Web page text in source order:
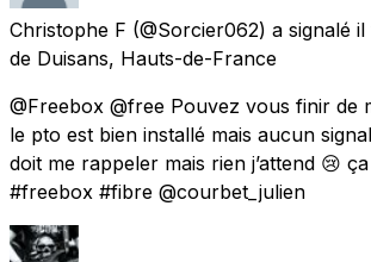
Christophe F (@Sorcier062) a signalé il
de Duisans, Hauts-de-France
@Freebox @free Pouvez vous finir de
le pto est bien installé mais aucun
doit me rappeler mais rien j’attend 😢
#freebox #fibre @courbet_julien